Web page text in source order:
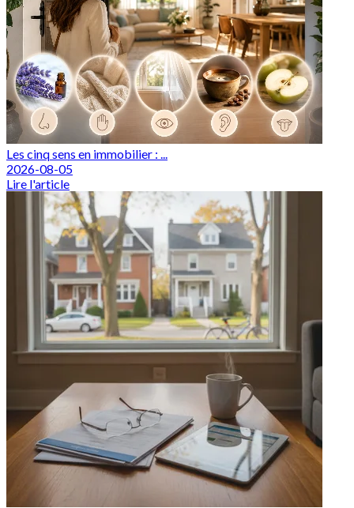
Les cinq sens en immobilier : ...
2026-08-05
Lire l'article